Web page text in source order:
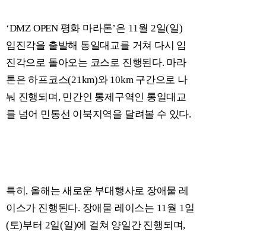
‘DMZ OPEN 평화 마라톤’은 11월 2일(일)
임진각을 출발해 통일대교를 거쳐 다시 임
진각으로 돌아오는 코스로 진행된다. 마라
톤은 하프코스(21km)와 10km 구간으로 나
눠 진행되며 , 민간인 통제구역인 통일대교
를 넘어 민통선 이북지역을 달려볼 수 있다.
특히 , 올해는 새로운 부대행사로 장애물 레
이스가 진행된다. 장애물 레이스는 11월 1일
(토)부터 2일(일)에 걸쳐 양일간 진행되며,